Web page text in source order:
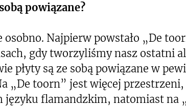
powiązane?
osobno. Najpierw powstało „De
gdy tworzyliśmy nasz ostatni
płyty są ze sobą powiązane w
„De toorn” jest więcej
języku flamandzkim, natomiast na